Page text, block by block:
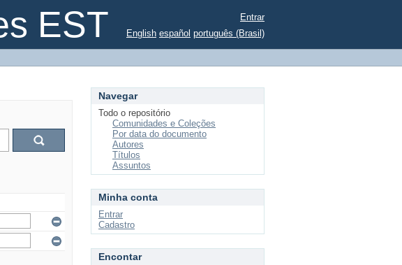
EST
Entrar
English español português (Brasil)
Navegar
Todo o repositório
Comunidades e Coleções
Por data do documento
Autores
Títulos
Assuntos
Minha conta
Entrar
Cadastro
Encontar